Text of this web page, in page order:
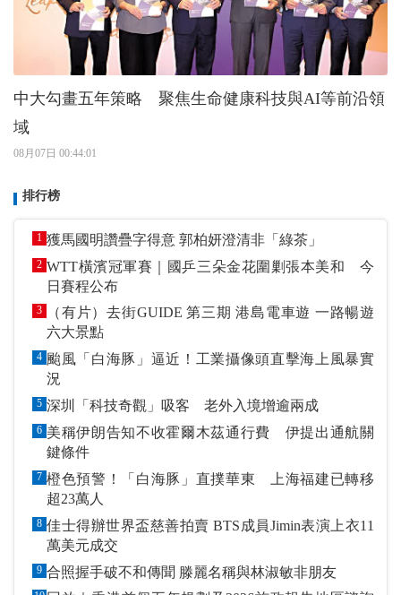
中大勾畫五年策略 聚焦生命健康科技與AI等前沿領
域
08月07日 00:44:01
排行榜
1 獲馬國明讚疊字得意 郭柏妍澄清非「綠茶」
2 WTT橫濱冠軍賽｜國乒三朵金花圍剿張本美和 今
日賽程公布
3
（有片）去街GUIDE 第三期 港島電車遊 一路暢遊
六大景點
4 颱風「白海豚」逼近！工業攝像頭直擊海上風暴實
況
5 深圳「科技奇觀」吸客 老外入境增逾兩成
6 美稱伊朗告知不收霍爾木茲通行費 伊提出通航關
鍵條件
7 橙色預警！「白海豚」直撲華東 上海福建已轉移
超23萬人
8 佳士得辦世界盃慈善拍賣 BTS成員Jimin表演上衣11
萬美元成交
9 合照握手破不和傳聞 滕麗名稱與林淑敏非朋友